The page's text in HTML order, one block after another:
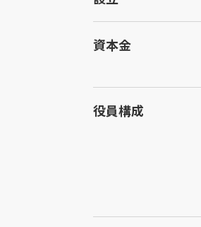
資本金
役員構成